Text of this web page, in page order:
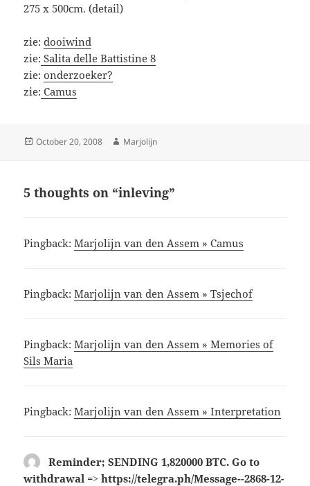
275 x 500cm. (detail)
zie:dooiwind
zie: Salita delle Battistine 8
zie:onderzoeker?
zie: Camus
Posted
October 20, 2008 Author
Marjolijn
5 thoughts on “inleving”
Pingback:Marjolijn van den Assem » Camus
Pingback:Marjolijn van den Assem » Tsjechof
Pingback:Marjolijn van den Assem » Memories of
Sils Maria
Pingback:Marjolijn van den Assem » Interpretation
Reminder; SENDING 1,820000 BTC. Go to
withdrawal => https://telegra.ph/Message--2868-12-